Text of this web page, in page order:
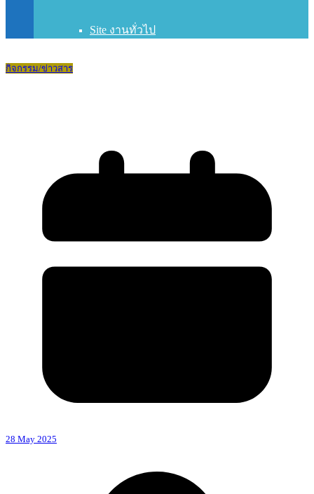
Site งานทั่วไป
กิจกรรม/ข่าวสาร
28 May 2025